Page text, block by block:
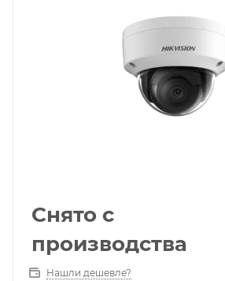
Снято с
производства
Нашли дешевле?